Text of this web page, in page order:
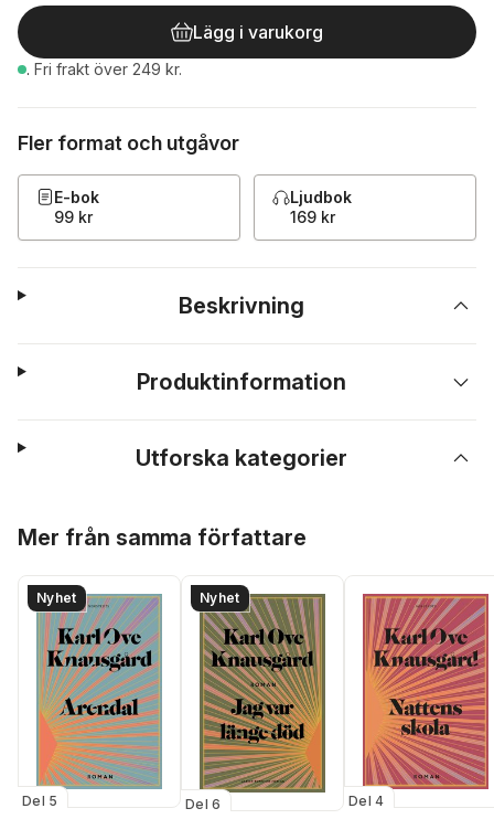
Lägg i varukorg
. Fri frakt över 249 kr.
Fler format och utgåvor
E-bok
99 kr
Ljudbok
169 kr
Beskrivning
Produktinformation
Utforska kategorier
Mer från samma författare
Nyhet
Del 5
Nyhet
Del 6 Del 4